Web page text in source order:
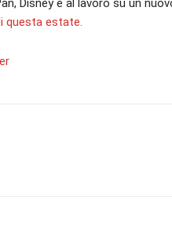
Disney è al lavoro su un
questa estate.